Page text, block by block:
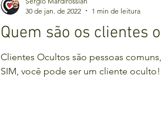
Quem são os clientes
Clientes Ocultos são pessoas
SIM, você pode ser um cliente oculto!
30 de jan. de 2022
1 min de leitura